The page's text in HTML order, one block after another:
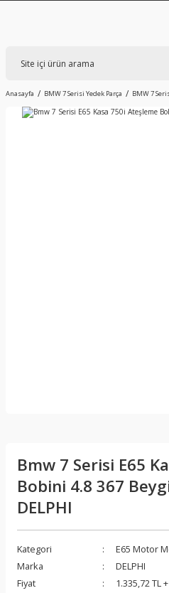
Anasayfa BMW 7 Serisi Yedek Parça BMW 7
Bmw 7 Serisi E65
Bobini 4.8 367
DELPHI
Kategori
E65 Motor
Marka
DELPHI
Fiyat
1.335,72 TL